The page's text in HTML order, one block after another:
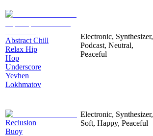
Abstract Chill
Relax Hip
Hop
Underscore
Yevhen
Lokhmatov
Electronic, Synthesizer,
Podcast, Neutral,
Peaceful
Reclusion
Buoy
Electronic, Synthesizer,
Soft, Happy, Peaceful